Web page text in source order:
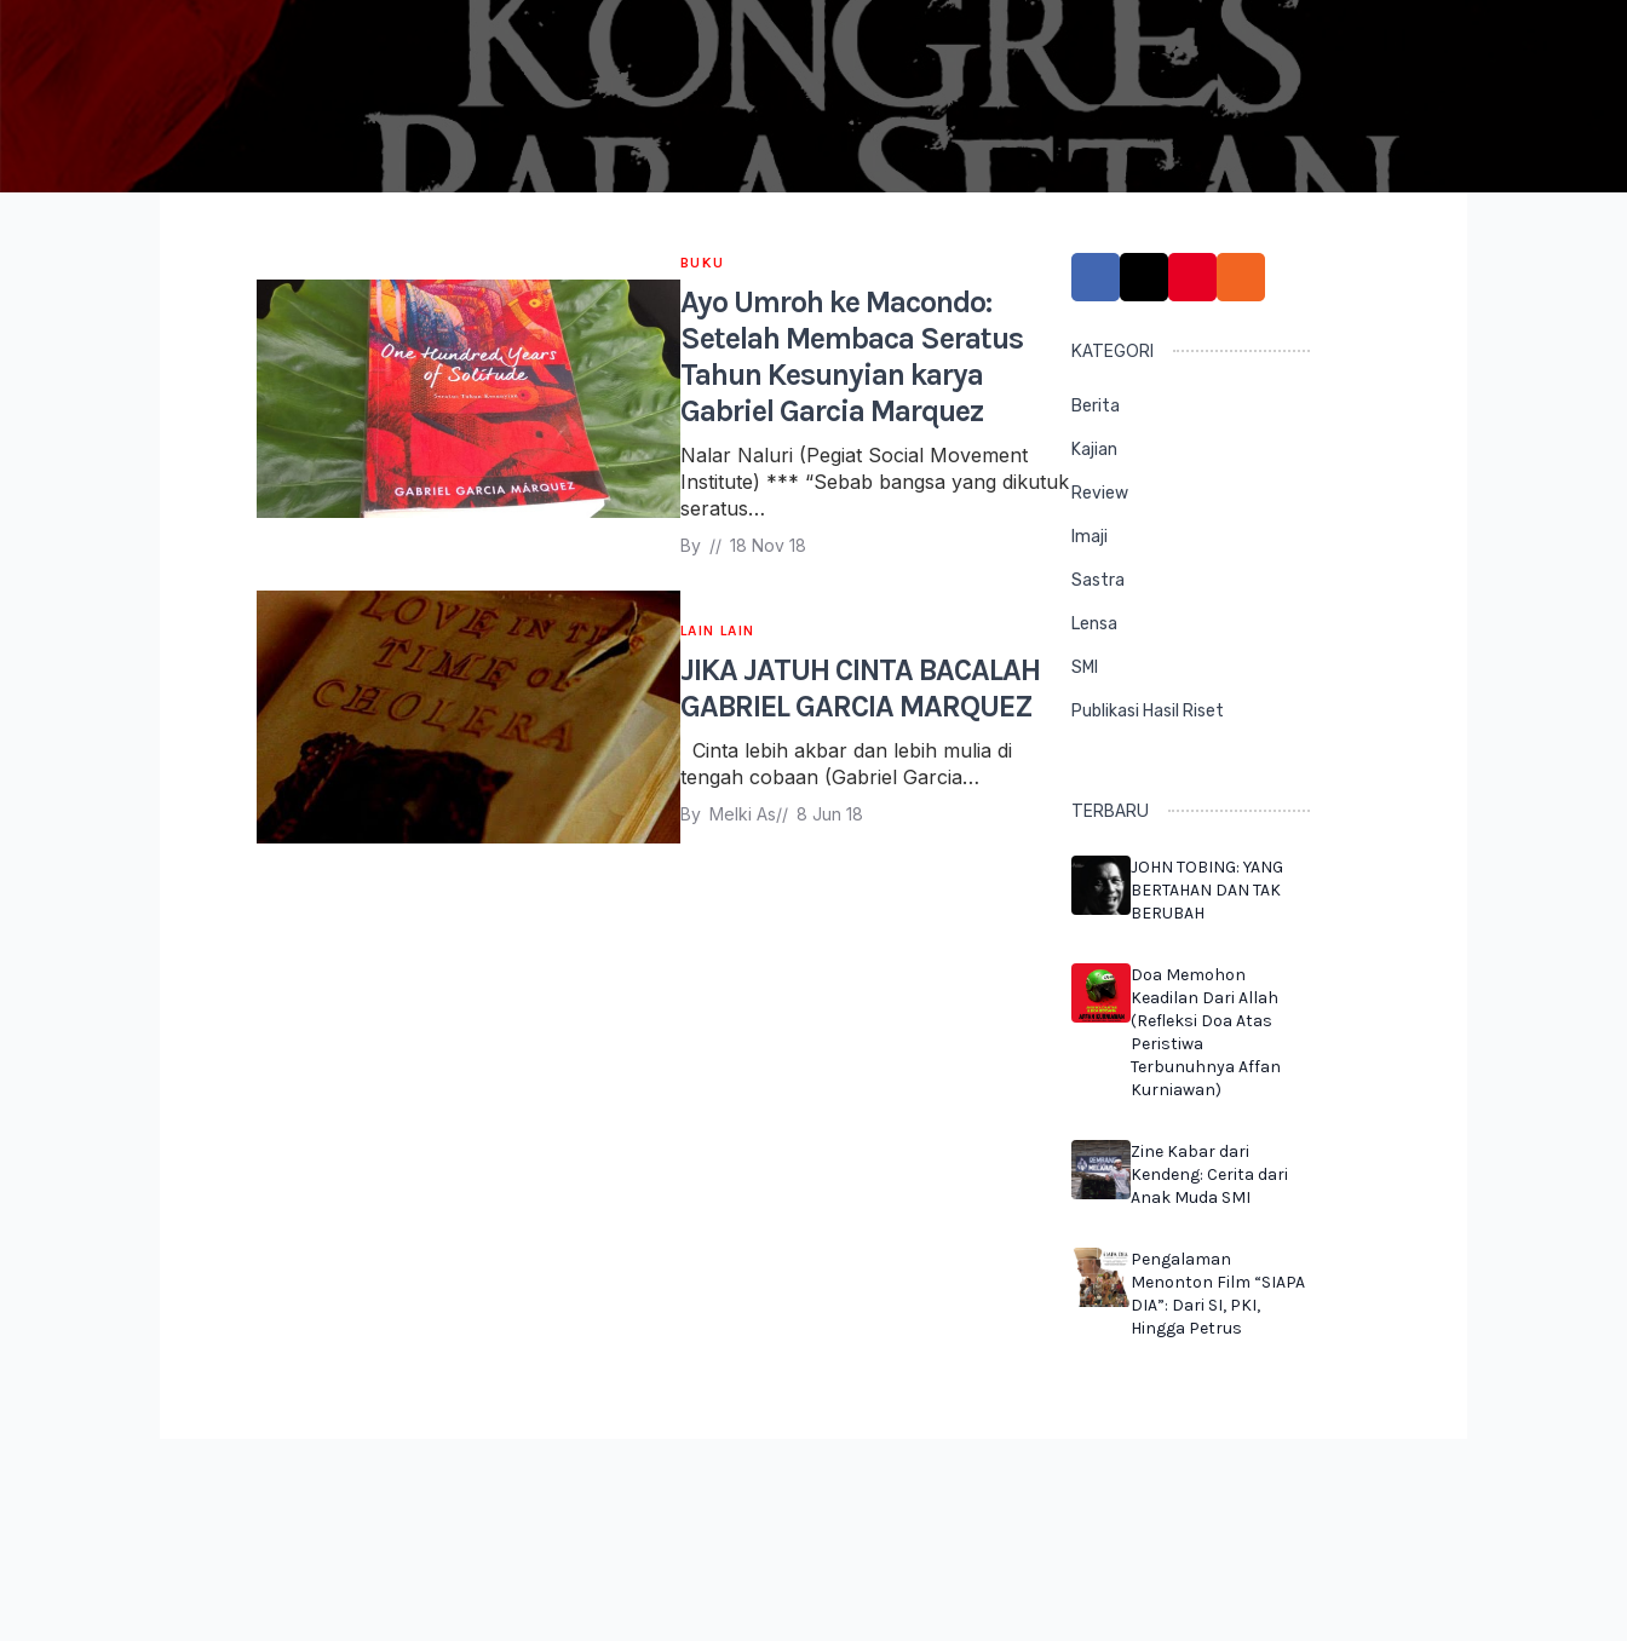
BUKU
Ayo Umroh ke Macondo:
Setelah Membaca Seratus
Tahun Kesunyian karya
Gabriel Garcia Marquez
Nalar Naluri (Pegiat Social Movement
Institute) *** “Sebab bangsa yang dikutuk
seratus…
By // 18 Nov 18
LAIN LAIN
JIKA JATUH CINTA BACALAH
GABRIEL GARCIA MARQUEZ
Cinta lebih akbar dan lebih mulia di
tengah cobaan (Gabriel Garcia…
By Melki As// 8 Jun 18
KATEGORI
Berita
Kajian
Review
Imaji
Sastra
Lensa
SMI
Publikasi Hasil Riset
TERBARU
JOHN TOBING: YANG
BERTAHAN DAN TAK
BERUBAH
Doa Memohon
Keadilan Dari Allah
(Refleksi Doa Atas
Peristiwa
Terbunuhnya Affan
Kurniawan)
Zine Kabar dari
Kendeng: Cerita dari
Anak Muda SMI
Pengalaman
Menonton Film “SIAPA
DIA”: Dari SI, PKI,
Hingga Petrus